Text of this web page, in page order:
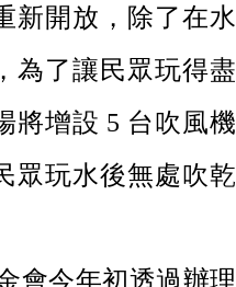
新開放，除了在水
為了讓民眾玩得盡
將增設 5 台吹風機
眾玩水後無處吹乾
會今年初透過辦理